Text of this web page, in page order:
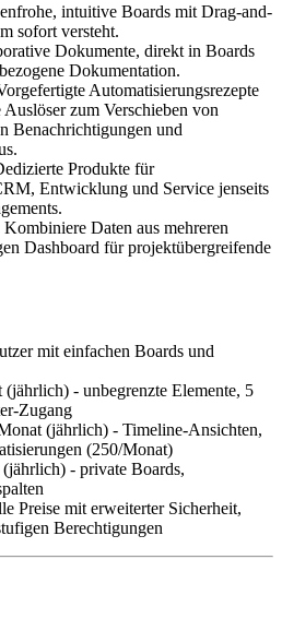
intuitive Boards mit Drag-and-
sofort versteht.
Dokumente, direkt in Boards
Dokumentation.
Automatisierungsrezepte
zum Verschieben von
Benachrichtigungen und
Produkte für
Entwicklung und Service jenseits
Kombiniere Daten aus mehreren
Dashboard für projektübergreifende
mit einfachen Boards und
(jährlich) - unbegrenzte Elemente, 5
Zugang
(jährlich) - Timeline-Ansichten,
(250/Monat)
- private Boards,
Preise mit erweiterter Sicherheit,
Berechtigungen